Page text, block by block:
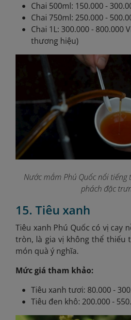
Chai 500ml: 150.000 -
Chai 750ml: 250.000 -
Chai 1L: 300.000 - 800.000
thương hiệu)
Nước mắm Phú Quốc nổi
phách đặc
15. Tiêu xanh
Tiêu xanh Phú Quốc có vị cay
tròn, là gia vị không thể thiếu
món quà ý nghĩa.
Mức giá tham khảo:
Tiêu xanh tươi: 80.000 -
Tiêu đen khô: 200.000 -